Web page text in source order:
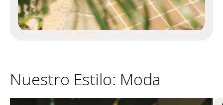
Nuestro Estilo: Moda